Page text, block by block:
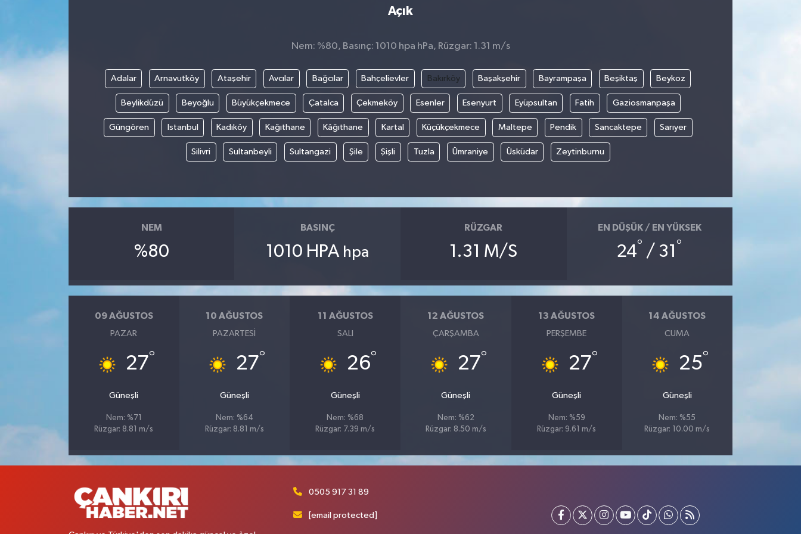
Açık
Nem: %80, Basınç: 1010 hpa hPa, Rüzgar: 1.31 m/s
Adalar Arnavutköy Ataşehir Avcılar Bağcılar Bahçelievler Bakırköy Başakşehir Bayrampaşa Beşiktaş Beykoz
Beylikdüzü Beyoğlu Büyükçekmece Çatalca Çekmeköy Esenler Esenyurt Eyüpsultan Fatih Gaziosmanpaşa
Güngören Istanbul Kadıköy Kağıthane Kâğıthane Kartal Küçükçekmece Maltepe Pendik Sancaktepe Sarıyer
Silivri Sultanbeyli Sultangazi Şile Şişli Tuzla Ümraniye Üsküdar Zeytinburnu
NEM
%80
BASINÇ
1010 HPA hpa
RÜZGAR
1.31 M/S
EN DÜŞÜK / EN YÜKSEK
24° / 31 °
09 AĞUSTOS
PAZAR
27°
Güneşli
Nem: %71
Rüzgar: 8.81 m/s
10 AĞUSTOS
PAZARTESI
27°
Güneşli
Nem: %64
Rüzgar: 8.81 m/s
11 AĞUSTOS
SALI
26°
Güneşli
Nem: %68
Rüzgar: 7.39 m/s
12 AĞUSTOS
ÇARŞAMBA
27°
Güneşli
Nem: %62
Rüzgar: 8.50 m/s
13 AĞUSTOS
PERŞEMBE
27°
Güneşli
Nem: %59
Rüzgar: 9.61 m/s
14 AĞUSTOS
CUMA
25°
Güneşli
Nem: %55
Rüzgar: 10.00 m/s
0505 917 31 89
[email protected]
MAGAZİN